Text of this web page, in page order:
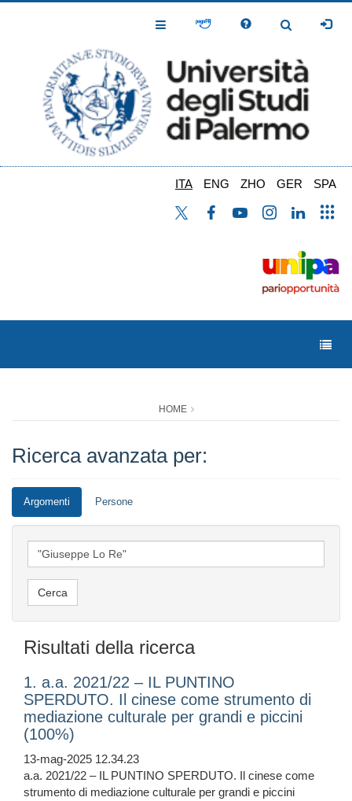
Toggle
Toggle
ITA ENG ZHO GER SPA
HOME
Ricerca avanzata per:
Argomenti Persone
Risultati della ricerca
1. a.a. 2021/22 – IL PUNTINO
SPERDUTO. Il cinese come strumento di
mediazione culturale per grandi e piccini
(100%)
13-mag-2025 12.34.23
a.a. 2021/22 – IL PUNTINO SPERDUTO. Il cinese come
strumento di mediazione culturale per grandi e piccini